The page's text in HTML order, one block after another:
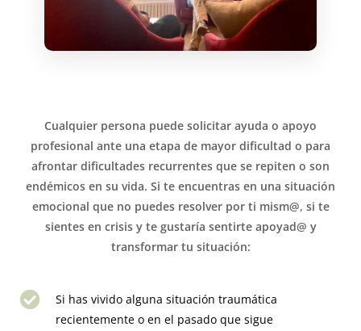
Cualquier persona puede solicitar ayuda o apoyo
profesional ante una etapa de mayor dificultad o para
afrontar dificultades recurrentes que se repiten o son
endémicos en su vida. Si te encuentras en una situación
emocional que no puedes resolver por ti mism@, si te
sientes en crisis y te gustaría sentirte apoyad@ y
transformar tu situación:
Si has vivido alguna situación traumática
recientemente o en el pasado que sigue